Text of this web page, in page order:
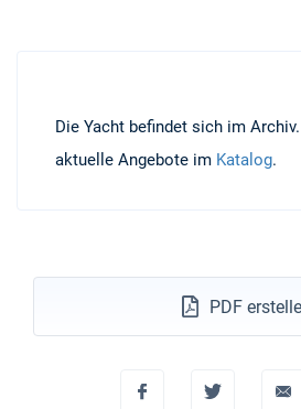
Die Yacht befindet sich im
aktuelle Angebote im Katalog.
PDF